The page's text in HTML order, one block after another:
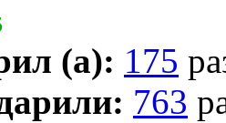
(а): 175
763